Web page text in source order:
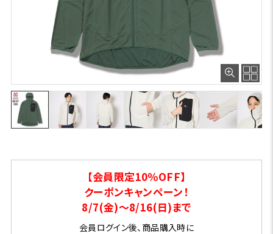
【会員限定10％OFF】
クーポンキャンペーン！
8/7(金)～8/16(日)まで
会員ログイン後、商品購入時に